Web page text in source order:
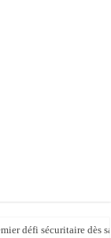
défi sécuritaire dès